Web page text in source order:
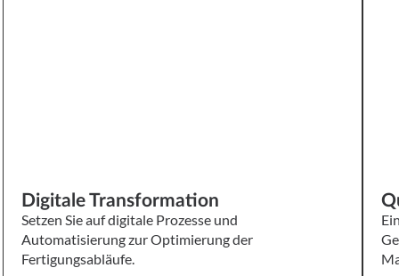
Digitale Transformation
Setzen Sie auf digitale Prozesse und
Automatisierung zur Optimierung der
Fertigungsabläufe.